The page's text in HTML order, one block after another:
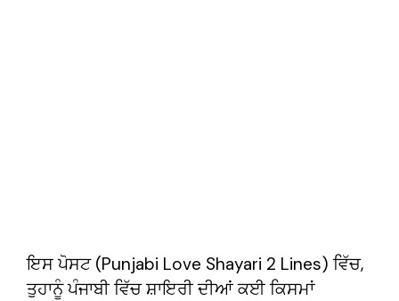
ਇਸ ਪੋਸਟ (Punjabi Love Shayari 2 Lines) ਵਿੱਚ,
ਤੁਹਾਨੂੰ ਪੰਜਾਬੀ ਵਿੱਚ ਸ਼ਾਇਰੀ ਦੀਆਂ ਕਈ ਕਿਸਮਾਂ